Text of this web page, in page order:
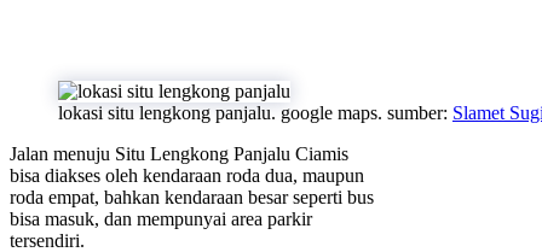
lokasi situ lengkong panjalu. google maps. sumber: Slamet
Jalan menuju Situ Lengkong Panjalu Ciamis
bisa diakses oleh kendaraan roda dua, maupun
roda empat, bahkan kendaraan besar seperti bus
bisa masuk, dan mempunyai area parkir
tersendiri.